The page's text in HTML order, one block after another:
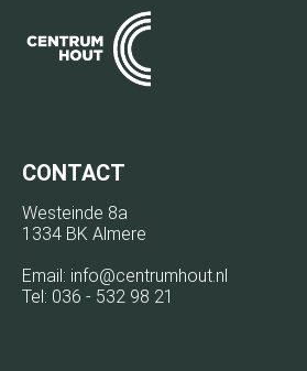
CONTACT
Westeinde 8a
1334 BK Almere
Email: info@centrumhout.nl
Tel: 036 - 532 98 21